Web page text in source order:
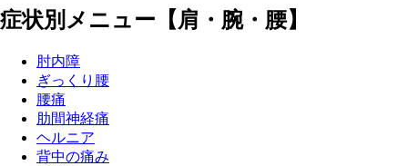
症状別メニュー【肩・腕・腰】
肘内障
ぎっくり腰
腰痛
肋間神経痛
ヘルニア
背中の痛み